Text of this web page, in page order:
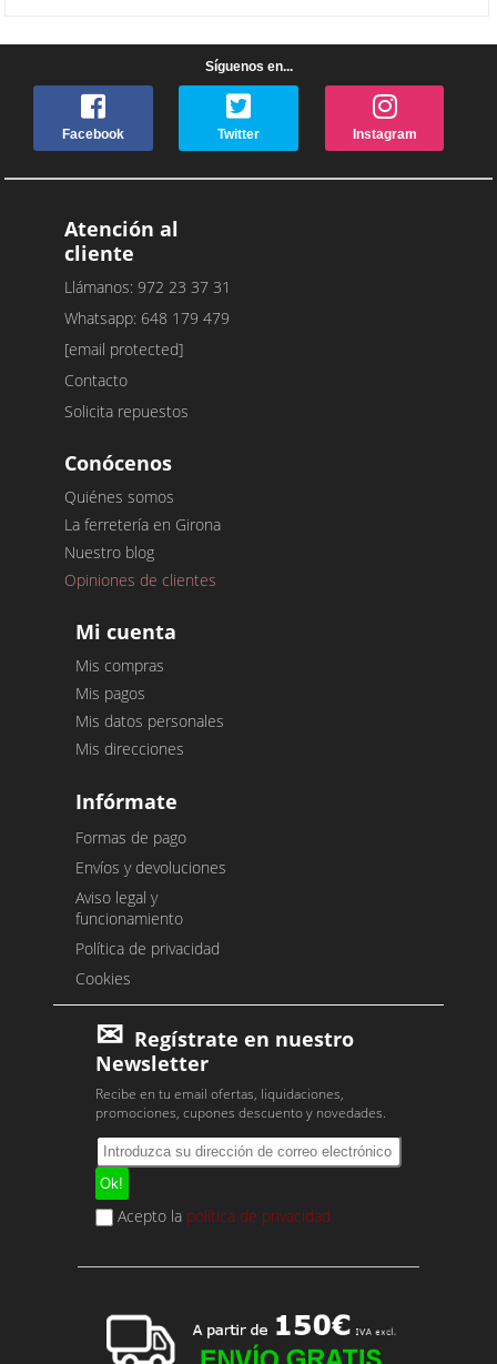
Síguenos en...
Facebook Twitter Instagram
Atención al
cliente
Llámanos: 972 23 37 31
Whatsapp: 648 179 479
[email protected]
Contacto
Solicita repuestos
Conócenos
Quiénes somos
La ferretería en Girona
Nuestro blog
Opiniones de clientes
Mi cuenta
Mis compras
Mis pagos
Mis datos personales
Mis direcciones
Infórmate
Formas de pago
Envíos y devoluciones
Aviso legal y
funcionamiento
Política de privacidad
Cookies
Regístrate en nuestro
Newsletter
Recibe en tu email ofertas, liquidaciones,
promociones, cupones descuento y novedades.
Acepto la política de privacidad